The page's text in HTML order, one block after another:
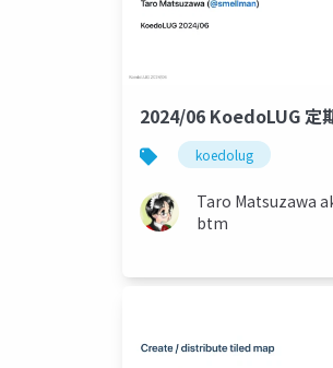
2024/06 KoedoLUG 定
koedolug
Taro Matsuzawa
btm